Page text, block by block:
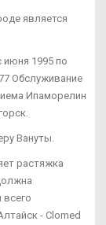
является
1995 по
Обслуживание
Ипаморелин
Вануты.
растяжка
- Clomed